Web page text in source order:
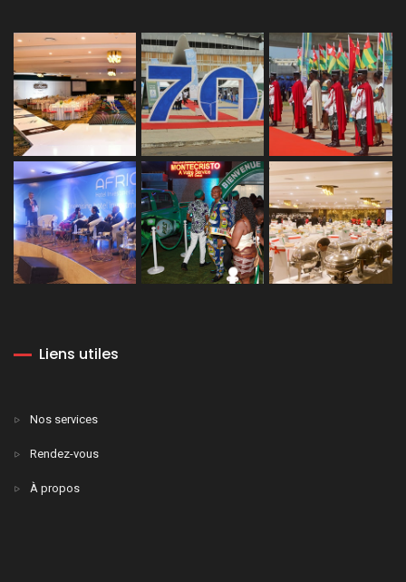
Liens utiles
Nos services
Rendez-vous
À propos